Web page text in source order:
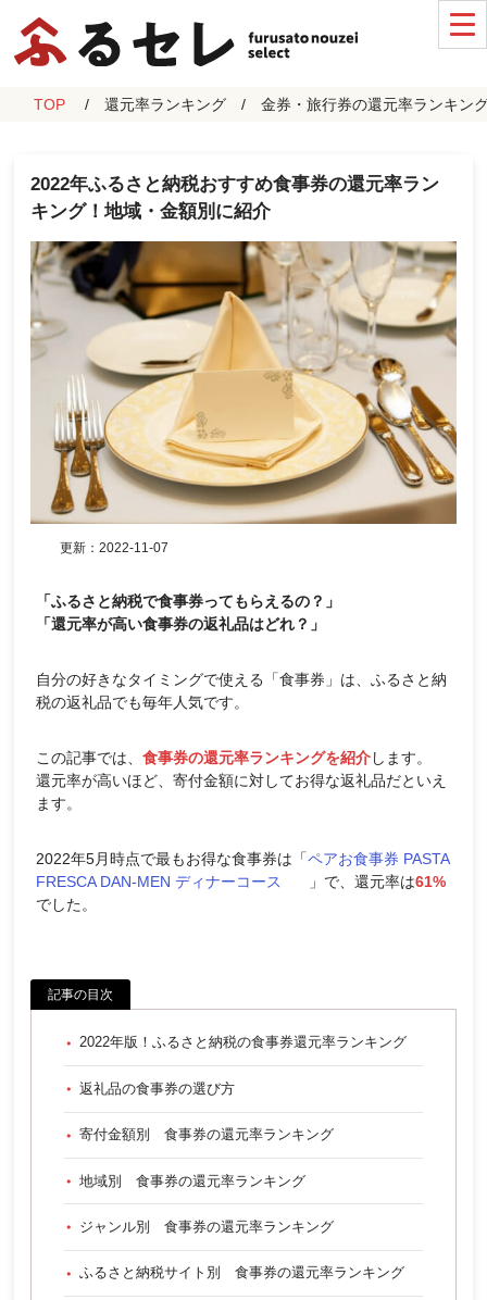
TOP 還元率ランキング 金券・旅行券の還元率ランキン
2022年ふるさと納税おすすめ食事券の還元率ラン
キング！地域・金額別に紹介
更新：2022-11-07
「ふるさと納税で食事券ってもらえるの？」
「還元率が高い食事券の返礼品はどれ？」
自分の好きなタイミングで使える「食事券」は、ふるさと納
税の返礼品でも毎年人気です。
この記事では、食事券の還元率ランキングを紹介します。
還元率が高いほど、寄付金額に対してお得な返礼品だといえ
ます。
2022年5月時点で最もお得な食事券は「ペアお食事券 PASTA
FRESCA DAN-MEN ディナーコース
」で、還元率は61%
でした。
記事の目次
2022年版！ふるさと納税の食事券還元率ランキング
返礼品の食事券の選び方
寄付金額別 食事券の還元率ランキング
地域別 食事券の還元率ランキング
ジャンル別 食事券の還元率ランキング
ふるさと納税サイト別 食事券の還元率ランキング